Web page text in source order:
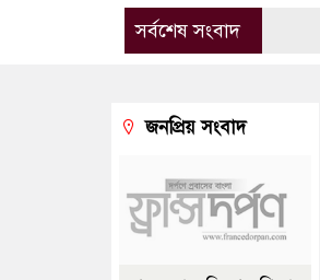
সর্বশেষ সংবাদ
জনপ্রিয় সংবাদ